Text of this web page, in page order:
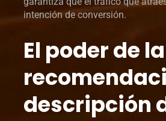
intención de conversión.
El poder de la
descripción